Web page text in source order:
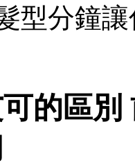
型分鐘
的區